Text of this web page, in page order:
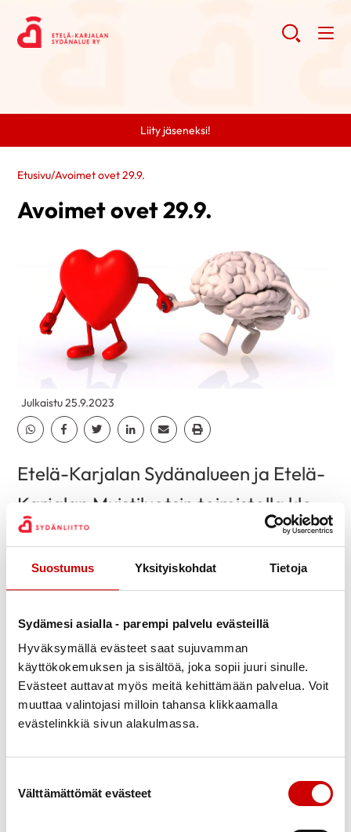
Suostumus Yksityiskohdat Tietoja
Sydämesi asialla - parempi palvelu evästeillä
Hyväksymällä evästeet saat sujuvamman
käyttökokemuksen ja sisältöä, joka sopii juuri sinulle.
Evästeet auttavat myös meitä kehittämään palvelua. Voit
muuttaa valintojasi milloin tahansa klikkaamalla
evästelinkkiä sivun alakulmassa.
Välttämättömät evästeet
Liity jäseneksi!
Etusivu/Avoimet ovet 29.9.
Avoimet ovet 29.9.
Julkaistu 25.9.2023
Jaa Whatsapp
Jaa Facebook
Jaa TwitterJaa Linkedin
Jaa EmailJaa Print
Etelä-Karjalan Sydänalueen ja Etelä-
Karjalan Muistiluotsin toimistolla klo
9-11.30 (Valtakatu 64).
Terveysmittauksia:
Verensokeri- ja kolesterolimittaus ->
10 €
Tule tapaamaan meitä ja